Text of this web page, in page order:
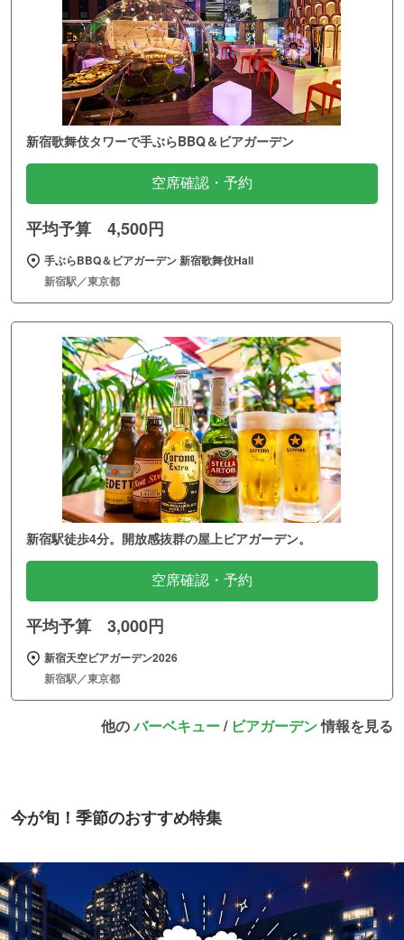
新宿歌舞伎タワーで手ぶらBBQ＆ビアガーデン
空席確認・予約
平均予算 4,500円
手ぶらBBQ＆ビアガーデン 新宿歌舞伎Hall
新宿駅／東京都
新宿駅徒歩4分。開放感抜群の屋上ビアガーデン。
空席確認・予約
平均予算 3,000円
新宿天空ビアガーデン2026
新宿駅／東京都
他のバーベキュー/ ビアガーデン情報を見る
今が旬！季節のおすすめ特集